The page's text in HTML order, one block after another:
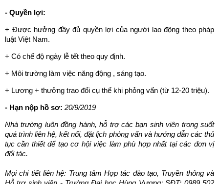
- Quyền lợi:
+ Được hưởng đầy đủ quyền lợi của người lao động theo pháp
luật Việt Nam.
+ Có chế độ ngày lễ tết theo quy định.
+ Môi trường làm việc năng động , sáng tạo.
+ Lương + thưởng trao đổi cụ thể khi phỏng vấn (từ 12-20 triệu).
- Hạn nộp hồ sơ: 20/9/2019
Nhà trường luôn đồng hành, hỗ trợ các bạn sinh viên trong suốt
quá trình liên hệ, kết nối, đặt lịch phỏng vấn và hướng dẫn các thủ
tục cần thiết để tạo cơ hội việc làm phù hợp nhất tại các đơn vị
đối tác.
Mọi chi tiết liên hệ: Trung tâm Hợp tác đào tạo, Truyền thông và